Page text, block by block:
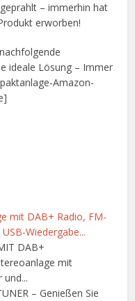
– immerhin hat
erworben!
ideale Lösung – Immer
Amazon-
mit DAB+ Radio, FM-
Wiedergabe...
DAB+
mit
– Genießen Sie